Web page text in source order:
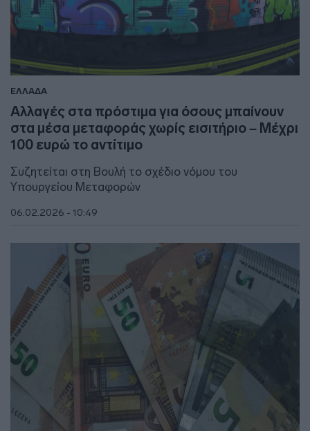
ΕΛΛΑΔΑ
Αλλαγές στα πρόστιμα για όσους μπαίνουν
στα μέσα μεταφοράς χωρίς εισιτήριο – Μέχρι
100 ευρώ το αντίτιμο
Συζητείται στη Βουλή το σχέδιο νόμου του
Υπουργείου Μεταφορών
06.02.2026 - 10:49